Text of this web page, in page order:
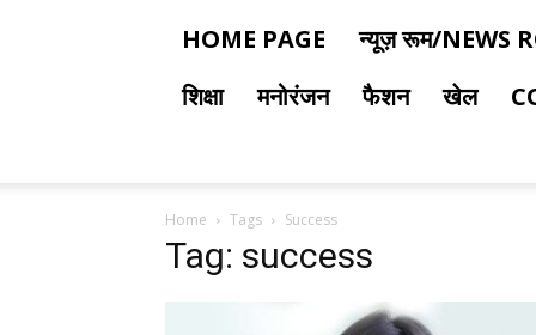
HOME PAGE
न्यूज़ रूम/NEWS
शिक्षा
मनोरंजन फैशन खेल
Home Tags Success
Tag: success